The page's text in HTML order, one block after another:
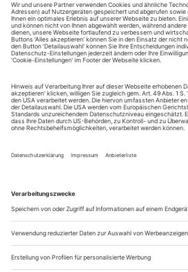
Bühnenwerken gern
Breitwandformat macht. Folgerichtig
«Giulio Cesare» in einen Thriller à
Tolomeo ist monarchischer
Kantable Bosheit
Verdi: Otello am Theater Bonn
Otello ist eine gebrochene
schon wegen des szenischen
Neuproduktion von Leo Muscato:
er kommt von hinten.
Liebesnacht mit Desdemona....